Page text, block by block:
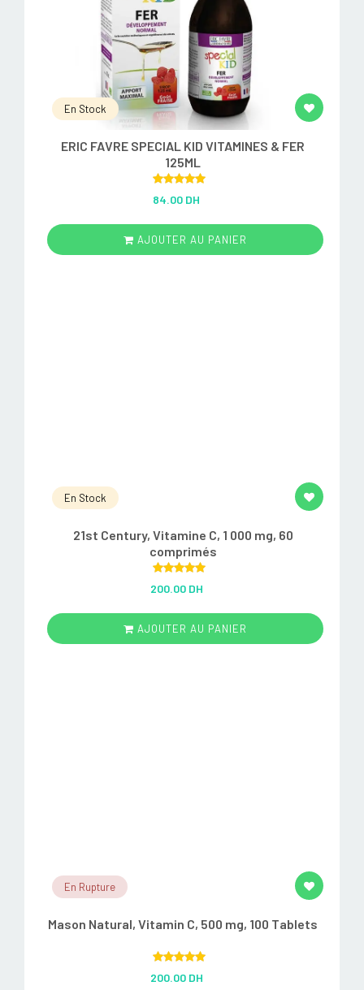
En Stock
ERIC FAVRE SPECIAL KID VITAMINES & FER
125ML
out of 5
84.00 DH
AJOUTER AU PANIER
En Stock
21st Century, Vitamine C, 1 000 mg, 60
comprimés
out of 5
200.00 DH
AJOUTER AU PANIER
En Rupture
Mason Natural, Vitamin C, 500 mg, 100 Tablets
out of 5
200.00 DH